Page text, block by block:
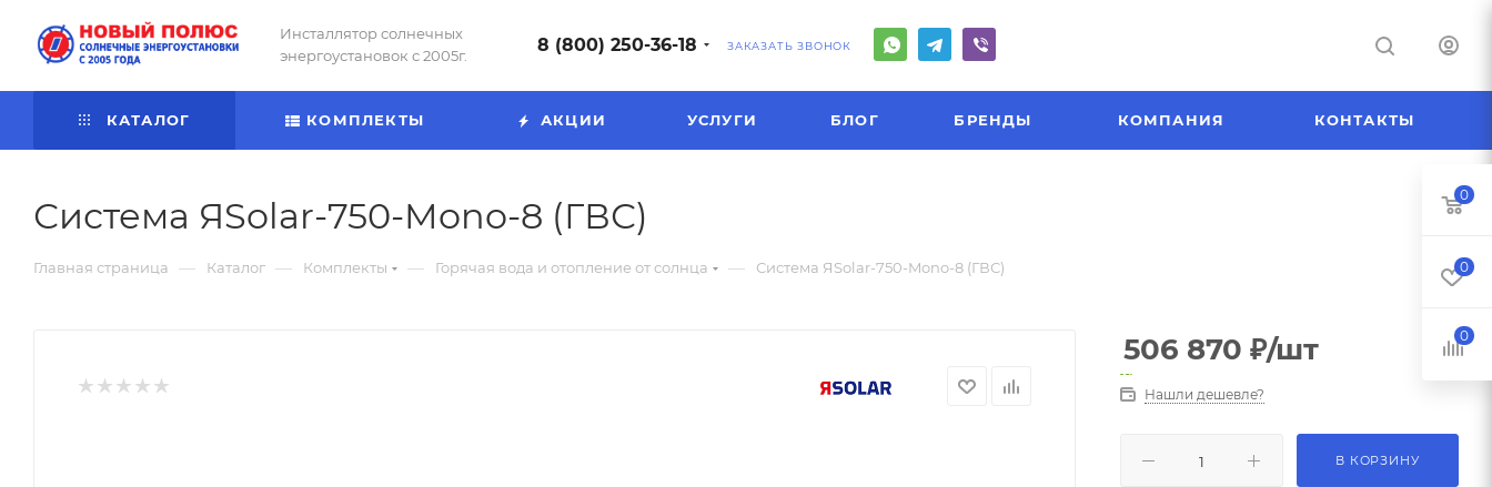
Инсталлятор солнечных
энергоустановок с 2005г.
8 (800) 250-36-18 ЗАКАЗАТЬ ЗВОНОК
КАТАЛОГ КОМПЛЕКТЫ АКЦИИ УСЛУГИ БЛОГ БРЕНДЫ КОМПАНИЯ КОНТАКТЫ
Система ЯSolar-750-Mono-8 (ГВС)
Главная страница — Каталог — Комплекты — Горячая вода и отопление от солнца — Система ЯSolar-750-Mono-8 (ГВС)
506 870 ₽/шт
Нашли дешевле?
В КОРЗИНУ
0
0
0